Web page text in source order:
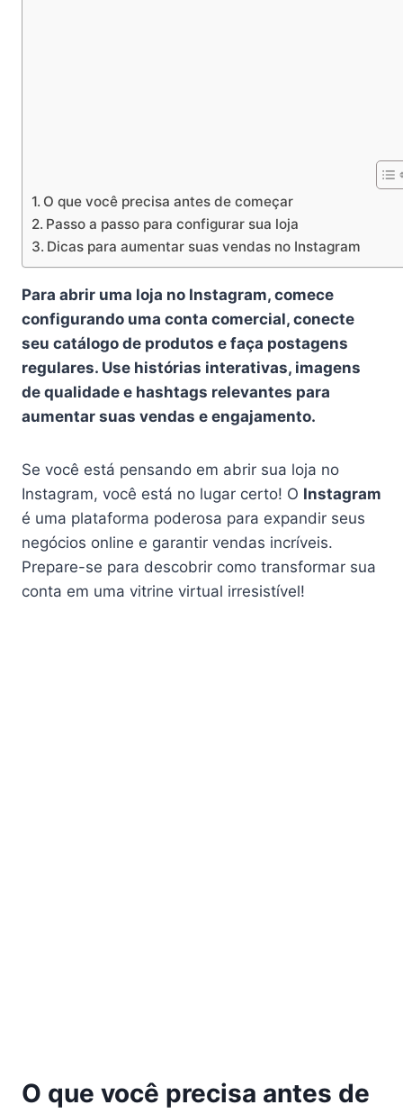
O que você precisa antes de começar
Passo a passo para configurar sua loja
Dicas para aumentar suas vendas no Instagram
Para abrir uma loja no Instagram, comece
configurando uma conta comercial, conecte
seu catálogo de produtos e faça postagens
regulares. Use histórias interativas, imagens
de qualidade e hashtags relevantes para
aumentar suas vendas e engajamento.
Se você está pensando em abrir sua loja no
Instagram, você está no lugar certo! O Instagram
é uma plataforma poderosa para expandir seus
negócios online e garantir vendas incríveis.
Prepare-se para descobrir como transformar sua
conta em uma vitrine virtual irresistível!
O que você precisa antes de